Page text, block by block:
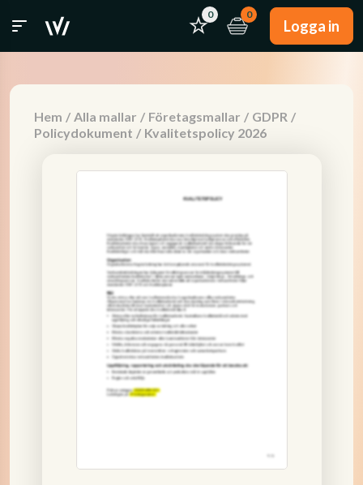
0 0
Logga in
Hem / Alla mallar / Företagsmallar / GDPR /
Policydokument / Kvalitetspolicy 2026